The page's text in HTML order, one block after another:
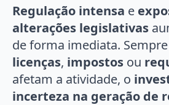
Regulação intensa e
alterações legislativas
de forma imediata.
licenças, impostos ou
afetam a atividade, o
incerteza na geração de